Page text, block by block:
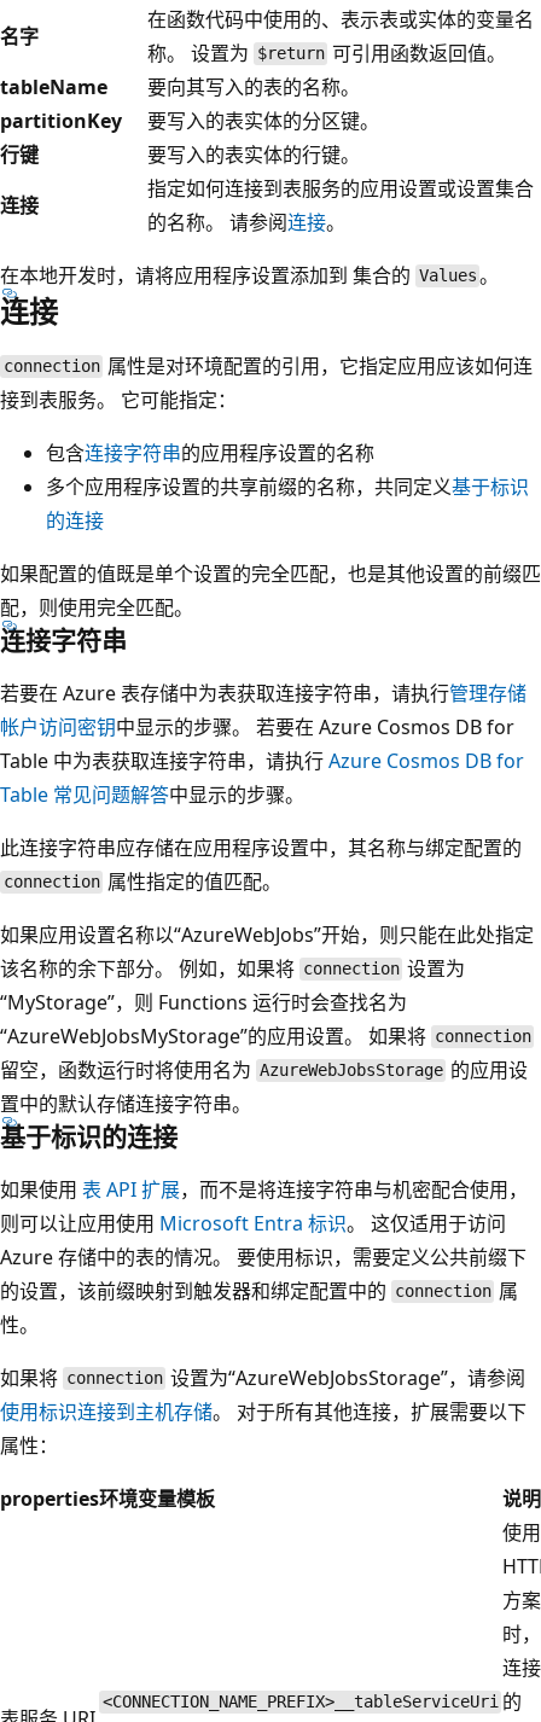
名字
在函数代码中使用的、表示表或实体的变量名
称。 设置为 $return 可引用函数返回值。
tableName
要向其写入的表的名称。
partitionKey
要写入的表实体的分区键。
行键
要写入的表实体的行键。
连接
指定如何连接到表服务的应用设置或设置集合
的名称。 请参阅连接。
在本地开发时，请将应用程序设置添加到 集合的 Values 。
连接
connection 属性是对环境配置的引用，它指定应用应该如何连
接到表服务。 它可能指定：
包含连接字符串的应用程序设置的名称
多个应用程序设置的共享前缀的名称，共同定义基于标识
的连接
如果配置的值既是单个设置的完全匹配，也是其他设置的前缀匹
配，则使用完全匹配。
连接字符串
若要在 Azure 表存储中为表获取连接字符串，请执行管理存储
帐户访问密钥中显示的步骤。 若要在 Azure Cosmos DB for
Table 中为表获取连接字符串，请执行Azure Cosmos DB for
Table 常见问题解答中显示的步骤。
此连接字符串应存储在应用程序设置中，其名称与绑定配置的
connection 属性指定的值匹配。
如果应用设置名称以“AzureWebJobs”开始，则只能在此处指定
该名称的余下部分。 例如，如果将 connection 设置为
“MyStorage”，则 Functions 运行时会查找名为
“AzureWebJobsMyStorage”的应用设置。 如果将 connection
留空，函数运行时将使用名为 AzureWebJobsStorage 的应用设
置中的默认存储连接字符串。
基于标识的连接
如果使用 表 API 扩展，而不是将连接字符串与机密配合使用，
则可以让应用使用 Microsoft Entra 标识。 这仅适用于访问
Azure 存储中的表的情况。 要使用标识，需要定义公共前缀下
的设置，该前缀映射到触发器和绑定配置中的 connection 属
性。
如果将 connection 设置为“AzureWebJobsStorage”，请参阅
使用标识连接到主机存储。 对于所有其他连接，扩展需要以下
属性：
properties环境变量模板 说明
<CONNECTION_NAME_PREFIX>__tableServiceUri
使用
方案
时
连
的